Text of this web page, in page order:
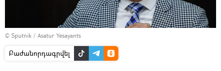
© Sputnik / Asatur Yesayants
Բաժանորդագրվել